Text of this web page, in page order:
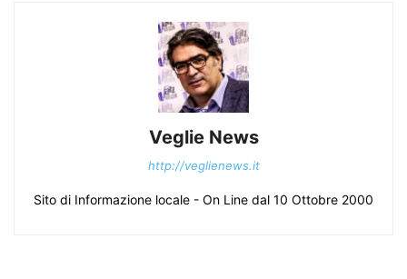
Veglie News
http://veglienews.it
Sito di Informazione locale - On Line dal 10 Ottobre 2000